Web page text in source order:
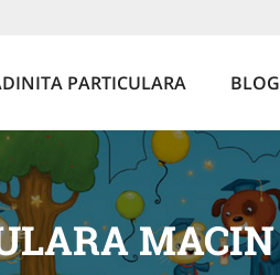
PARTICULARA BLOG
MACIN